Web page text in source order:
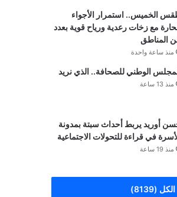
الخميس.. استمرار الأجواء
مع زخات رعدية ورياح قوية بعدد
المناطق
منذ ساعة واحدة
الوطني للصحافة.. الذي نريد
منذ 13 ساعة
أوريد يربط أحداث سبتة بمدونة
في قراءة للتحولات الاجتماعية
منذ 19 ساعة
الكل (8139)